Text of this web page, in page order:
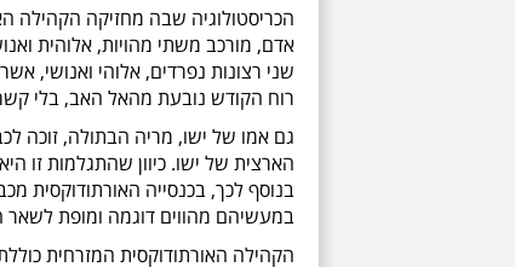
הכריסטולוגיה שבה מחזיקה הקהילה
אדם, מורכב משתי מהויות, אלוהית
שני רצונות נפרדים, אלוהי ואנושי,
רוח הקודש נובעת מהאל האב, בלי
גם אמו של ישו, מריה הבתולה, זוכה
הארצית של ישו. כיוון שהתגלמות זו
בנוסף לכך, בכנסייה האורתודוקסית
במעשיהם מהווים דוגמה ומופת לשאר